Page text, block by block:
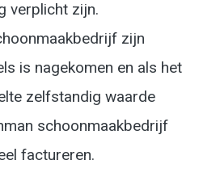
verplicht zijn.
zijn
is nagekomen en als het
zelfstandig waarde
schoonmaakbedrijf
factureren.